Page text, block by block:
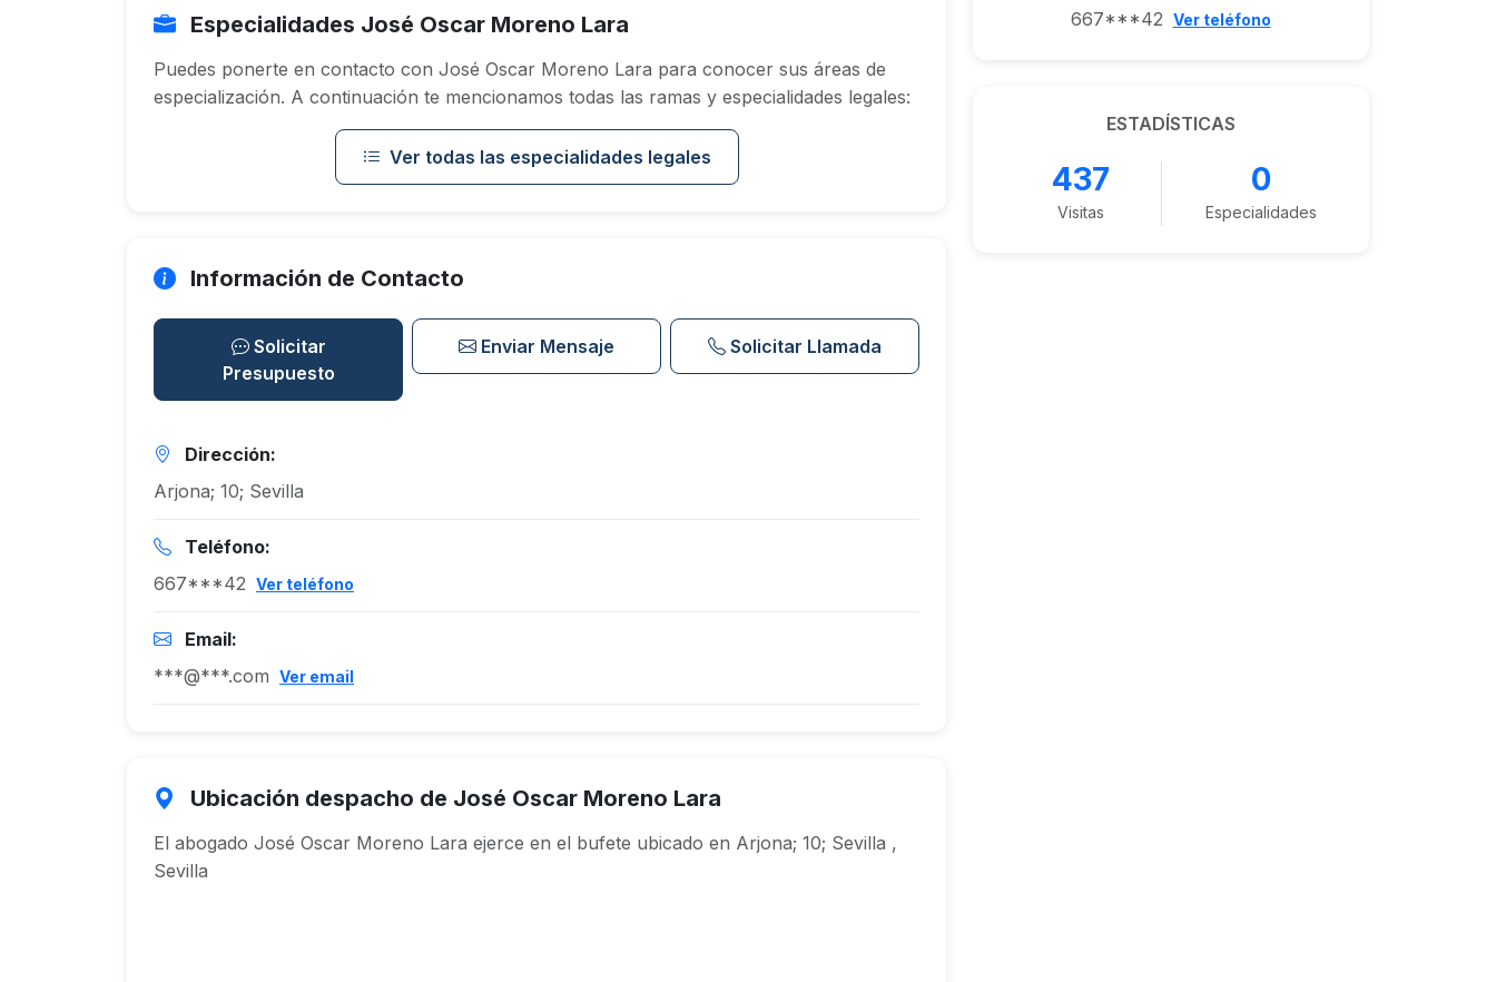
Especialidades José Oscar Moreno Lara
Puedes ponerte en contacto con José Oscar Moreno Lara para conocer sus áreas de
especialización. A continuación te mencionamos todas las ramas y especialidades legales:
Ver todas las especialidades legales
Información de Contacto
Solicitar
Presupuesto
Enviar Mensaje Solicitar Llamada
Dirección:
Arjona; 10; Sevilla
Teléfono:
667***42 Ver teléfono
Email:
***@***.com Ver email
Ubicación despacho de José Oscar Moreno Lara
El abogado José Oscar Moreno Lara ejerce en el bufete ubicado en Arjona; 10; Sevilla ,
Sevilla
667***42 Ver teléfono
ESTADÍSTICAS
437
Visitas
0
Especialidades